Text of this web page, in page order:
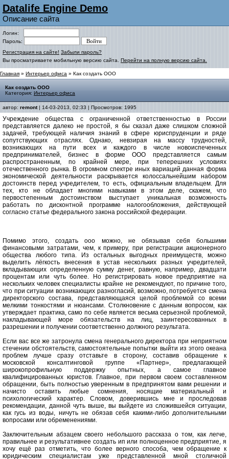
Datalife Engine Demo
Описание сайта
Логин:
Пароль:
Регистрация на сайте! Забыли пароль?
Вы просматриваете мобильную версию сайта. Перейти на полную версию сайта.
Главная » Интерьер офиса » Как создать ООО
Как создать ООО
Категория: Интерьер офиса
автор: remont| 14-03-2013, 02:33 | Просмотров: 1995
Учреждение общества с ограниченной ответственностью в России
представляется далеко не простой, я бы сказал даже слишком сложной
задачей, требующей наличия знаний в сфере юриспруденции и ряде
сопутствующих отраслях. Однако, невзирая на массу трудностей,
возникающих на пути всех и каждого в числе новоиспеченных
предпринимателей, бизнес в форме ООО представляется самым
распространенным, по крайней мере, при теперешних условиях
отечественного рынка. В огромном спектре иных вариаций данная форма
экономической деятельности раскрывается колоссальнейшим набором
достоинств перед учредителем, то есть, официальным владельцем. Для
тех, кто не обладает многими навыками в этом деле, скажем, что
первостепенным достоинством выступает уникальная возможность
работать по дисконтной программе налогообложения, действующей
согласно статье федерального закона российской федерации.
Помимо этого, создать ооо можно, не обязывая себя большими
финансовыми затратами, чем, к примеру, при регистрации акционерного
общества любого типа. Из остальных выгодных преимуществ, можно
выделить лёгкость внесения в устав нескольких разных учредителей,
вкладывающих определенную сумму денег, равную, например, двадцати
процентам или чуть более. Но регистрировать новое предприятие на
нескольких человек специалисты крайне не рекомендуют, по причине того,
что при ситуации возникающих разногласий, возможно, потребуется смена
директорского состава, представляющаяся целой проблемой со всеми
мелкими тонкостями и нюансами. Столкновение с данным вопросом, как
утверждает практика, само по себе является весьма серьезной проблемой,
накладывающей море обязательств на лиц, заинтересованных в
разрешении и получении соответственно должного результата.
Если вас все же затронула смена генерального директора при неприятном
стечении обстоятельств, самостоятельные попытки выйти из этого океана
проблем лучше сразу отставьте в сторону, составив обращение к
московской консалтинговой группе «Партнер», предлагающей
широкопрофильную поддержку опытных, а самое главное
квалифицированных юристов. Главное, при первом своем составленном
обращении, быть полностью уверенным в предпринятом вами решении и
начисто оставить любые сомнения, носящие материальный и
психологический характер. Словом, доверившись мне и проследовав
рекомендации, данной чуть выше, вы выйдете из сложившейся ситуации,
как гусь из воды, ничуть не обязав себя какими-либо дополнительными
вопросами или обременениями.
Заключительным абзацем своего небольшого рассказа о том, как легче,
правильнее и результативнее создать ип или полноценное предприятие, я
хочу ещё раз отметить, что более верного способа, чем обращение к
юридическим специалистам уже представленной мной столичной